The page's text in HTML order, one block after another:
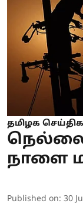
தமிழக
நெல்லை
நாளை
Published on: 30